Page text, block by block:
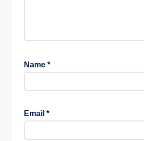
Name *
Email *